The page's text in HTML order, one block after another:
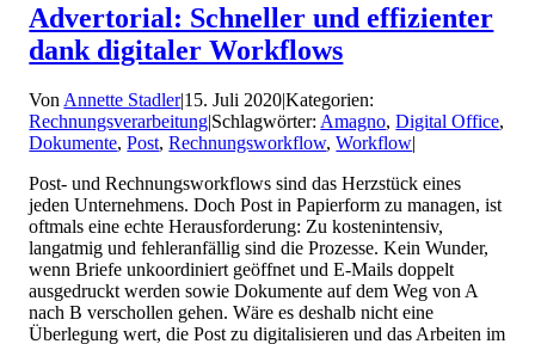
Advertorial: Schneller und effizienter
dank digitaler Workflows
VonAnnette Stadler|15. Juli 2020|Kategorien:
Rechnungsverarbeitung|Schlagwörter:Amagno,Digital Office,
Dokumente,Post,Rechnungsworkflow,Workflow|
Post- und Rechnungsworkflows sind das Herzstück eines
jeden Unternehmens. Doch Post in Papierform zu managen, ist
oftmals eine echte Herausforderung: Zu kostenintensiv,
langatmig und fehleranfällig sind die Prozesse. Kein Wunder,
wenn Briefe unkoordiniert geöffnet und E-Mails doppelt
ausgedruckt werden sowie Dokumente auf dem Weg von A
nach B verschollen gehen. Wäre es deshalb nicht eine
Überlegung wert, die Post zu digitalisieren und das Arbeiten im